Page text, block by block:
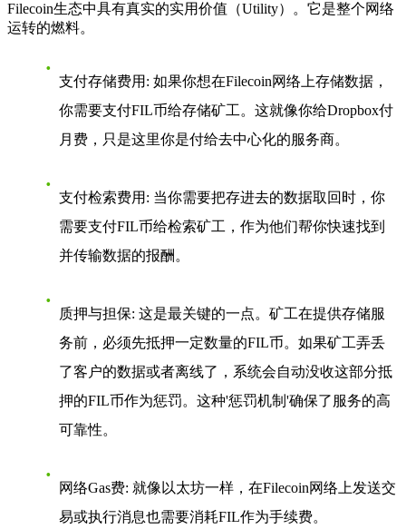
Filecoin生态中具有真实的实用价值（Utility）。它是整个网络
运转的燃料。
支付存储费用 : 如果你想在Filecoin网络上存储数据，
你需要支付FIL币给存储矿工。这就像你给Dropbox付
月费，只是这里你是付给去中心化的服务商。
支付检索费用 : 当你需要把存进去的数据取回时，你
需要支付FIL币给检索矿工，作为他们帮你快速找到
并传输数据的报酬。
质押与担保: 这是最关键的一点。矿工在提供存储服
务前，必须先抵押一定数量的FIL币。如果矿工弄丢
了客户的数据或者离线了，系统会自动没收这部分抵
押的FIL币作为惩罚。这种'惩罚机制'确保了服务的高
可靠性。
网络Gas费: 就像以太坊一样，在Filecoin网络上发送交
易或执行消息也需要消耗FIL作为手续费。